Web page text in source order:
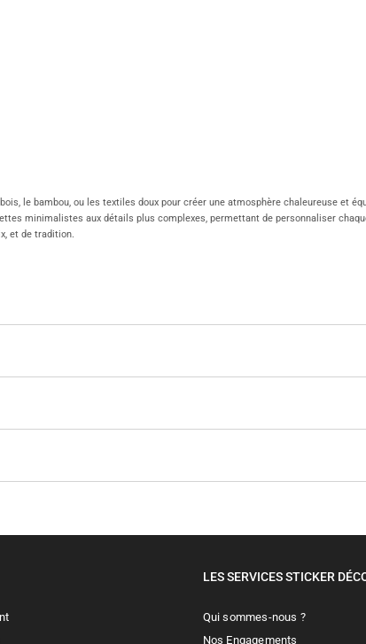
le bambou, ou les textiles doux pour créer une atmosphère chaleureuse et
minimalistes aux détails plus complexes, permettant de personnaliser
et de tradition.
LES SERVICES STICKER
Qui sommes-nous ?
Nos Engagements